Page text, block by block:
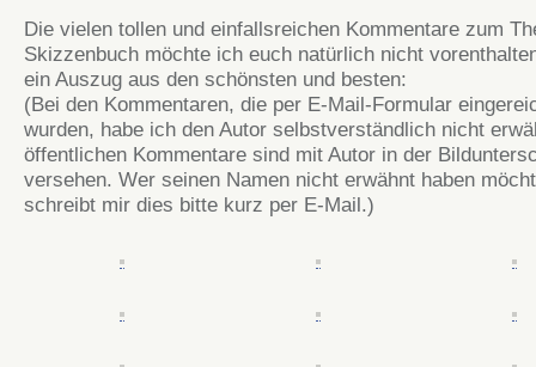
Die vielen tollen und einfallsreichen Kommentare zum
Skizzenbuch möchte ich euch natürlich nicht
ein Auszug aus den schönsten und besten:
(Bei den Kommentaren, die per E-Mail-Formular
wurden, habe ich den Autor selbstverständlich nicht
öffentlichen Kommentare sind mit Autor in der
versehen. Wer seinen Namen nicht erwähnt haben
schreibt mir dies bitte kurz per E-Mail.)